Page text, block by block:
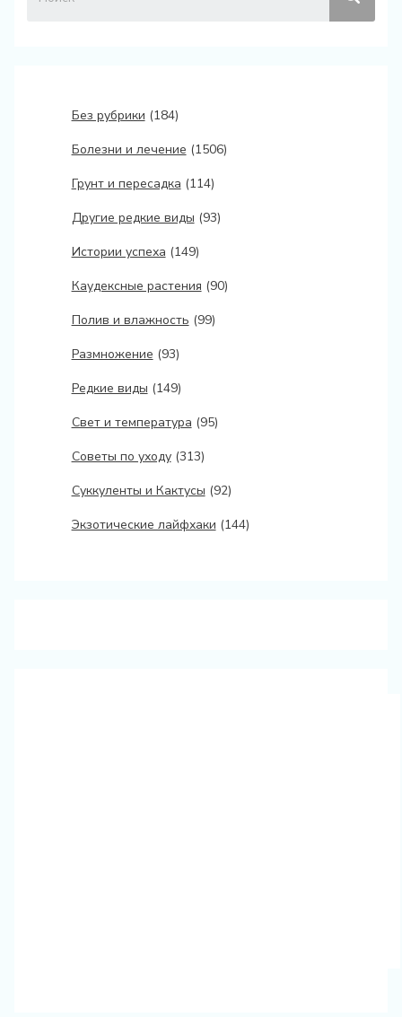
Без рубрики (184)
Болезни и лечение (1506)
Грунт и пересадка (114)
Другие редкие виды (93)
Истории успеха (149)
Каудексные растения (90)
Полив и влажность (99)
Размножение (93)
Редкие виды (149)
Свет и температура (95)
Советы по уходу(313)
Суккуленты и Кактусы (92)
Экзотические лайфхаки (144)